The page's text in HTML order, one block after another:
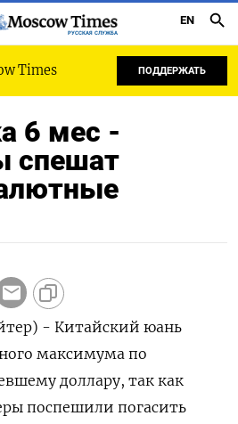
РУССКАЯ СЛУЖБА
EN
Times ПОДДЕРЖАТЬ
6 мес -
спешат
- Китайский юань
максимума по
доллару, так как
поспешили погасить